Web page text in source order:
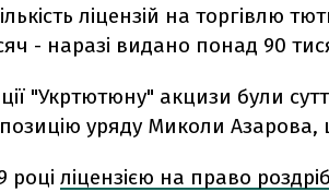
ліцензій на торгівлю
- наразі видано понад 90
"Укртютюну" акцизи були
уряду Миколи Азарова,
році ліцензією на право